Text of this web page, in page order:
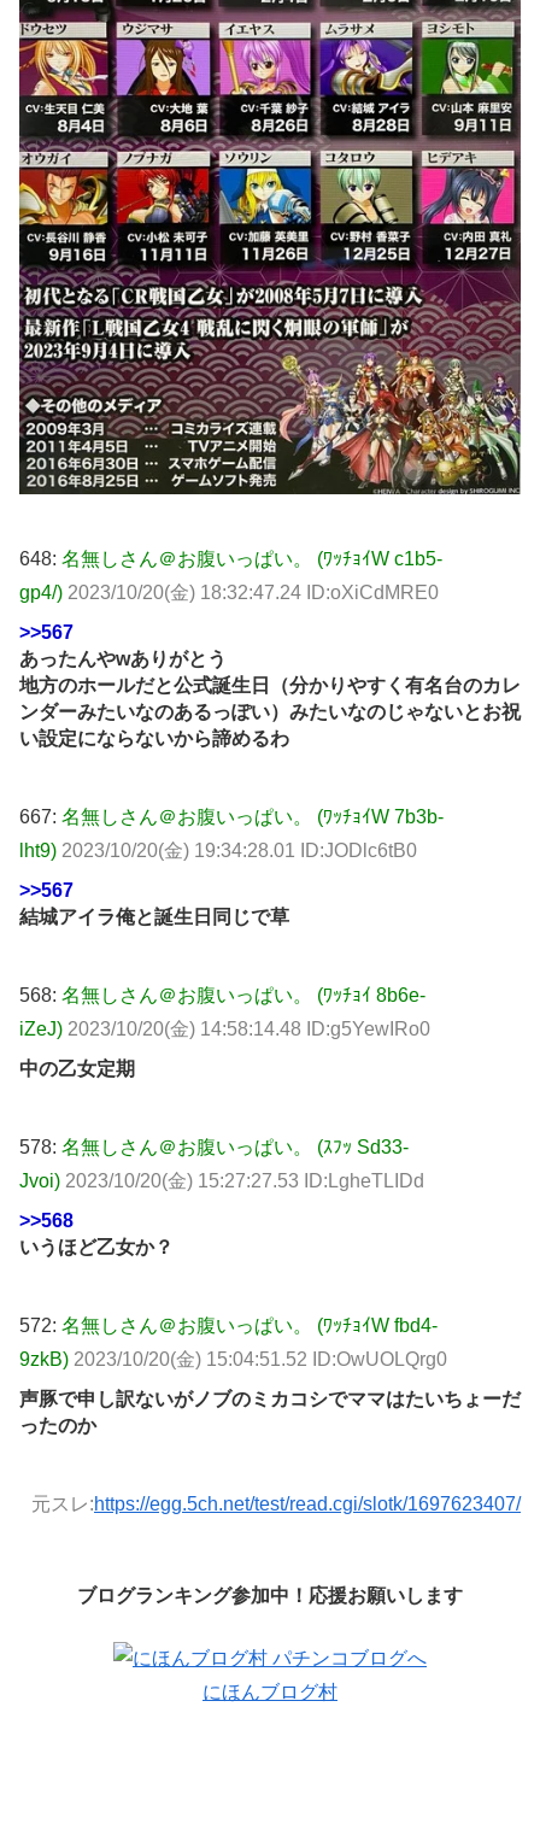
648: 名無しさん＠お腹いっぱい。 (ﾜｯﾁｮｲW c1b5-
gp4/) 2023/10/20(金) 18:32:47.24 ID:oXiCdMRE0
>>567
あったんやwありがとう
地方のホールだと公式誕生日（分かりやすく有名台のカレ
ンダーみたいなのあるっぽい）みたいなのじゃないとお祝
い設定にならないから諦めるわ
667: 名無しさん＠お腹いっぱい。 (ﾜｯﾁｮｲW 7b3b-
lht9) 2023/10/20(金) 19:34:28.01 ID:JODlc6tB0
>>567
結城アイラ俺と誕生日同じで草
568: 名無しさん＠お腹いっぱい。 (ﾜｯﾁｮｲ 8b6e-
iZeJ) 2023/10/20(金) 14:58:14.48 ID:g5YewIRo0
中の乙女定期
578: 名無しさん＠お腹いっぱい。 (ｽﾌｯ Sd33-
Jvoi) 2023/10/20(金) 15:27:27.53 ID:LgheTLIDd
>>568
いうほど乙女か？
572: 名無しさん＠お腹いっぱい。 (ﾜｯﾁｮｲW fbd4-
9zkB) 2023/10/20(金) 15:04:51.52 ID:OwUOLQrg0
声豚で申し訳ないがノブのミカコシでママはたいちょーだ
ったのか
元スレ:https://egg.5ch.net/test/read.cgi/slotk/1697623407/
ブログランキング参加中！応援お願いします
にほんブログ村